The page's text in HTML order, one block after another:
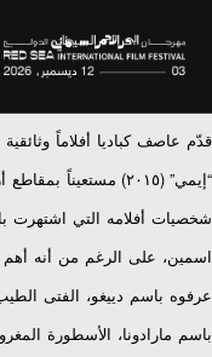
قدّم عاصف كباديا أفلاماً وثائقية
“ إيمي” (٢٠١٥) مستعيناً بمقاطع
شخصيات أفلامه التي اشتهرت
اسمين، على الرغم من أنه أهم
عرفوه باسم دييغو، الفتى
باسم مارادونا، الأسطورة